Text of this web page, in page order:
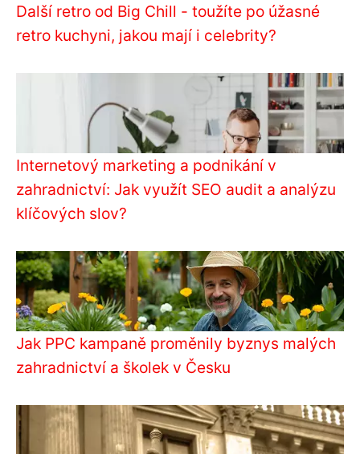
Další retro od Big Chill - toužíte po úžasné
retro kuchyni, jakou mají i celebrity?
Internetový marketing a podnikání v
zahradnictví: Jak využít SEO audit a analýzu
klíčových slov?
Jak PPC kampaně proměnily byznys malých
zahradnictví a školek v Česku